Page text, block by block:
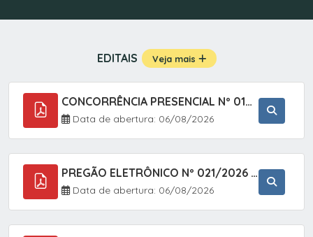
EDITAIS Veja mais
CONCORRÊNCIA PRESENCIAL Nº 019/2025 - PAVIMENTAÇÃO ASFÁLTICA EM TRECHO DA RUA 2 NO BAIRRO VILA SOARES NO MUNICÍPIO DE SETE BARRAS/SP.
Data de abertura: 06/08/2026
PREGÃO ELETRÔNICO Nº 021/2026 - AQUISIÇÃO DE CONTENTORES E CARRINHOS, DESTINADOS A COLETIVA E MANEJO DE RESÍDUOS SÓLIDOS, ATRAVÉS DO SISTEMA DE REGISTRO DE PREÇOS (SRP)
Data de abertura: 06/08/2026